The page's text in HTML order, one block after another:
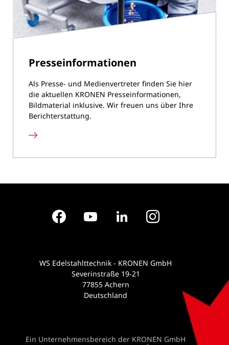
Presseinformationen
Als Presse- und Medienvertreter finden Sie hier
die aktuellen KRONEN Presseinformationen,
Bildmaterial inklusive. Wir freuen uns über Ihre
Berichterstattung.
Presseinformationen
FacebookYouTube LinkedInInstagram
Ein Unternehmensbereich der KRONEN GmbH
WS Edelstahlttechnik - KRONEN GmbH
Severinstraße 19-21
77855 Achern
Deutschland